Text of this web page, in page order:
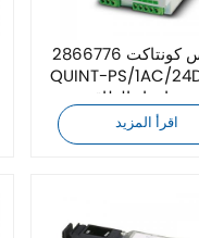
فونيكس كونتاكت 2866776
QUINT-PS/1AC/
إمداد الطاقة
اقرأ المزيد